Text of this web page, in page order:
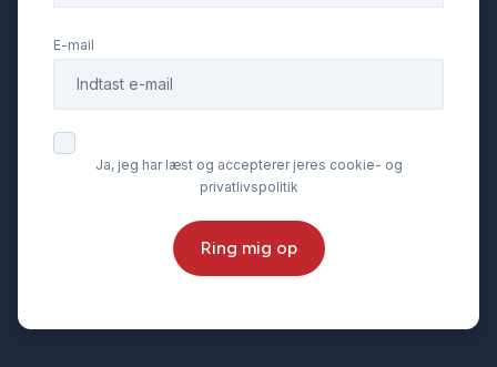
Elektrisk svingbart anhængertræk
Elektriske komfortsæder
Fjernbetjent centrallås
Fuld LED forlygter
E-mail
Ja, jeg har læst og accepterer jeres cookie- og
privatlivspolitik
Ring mig op